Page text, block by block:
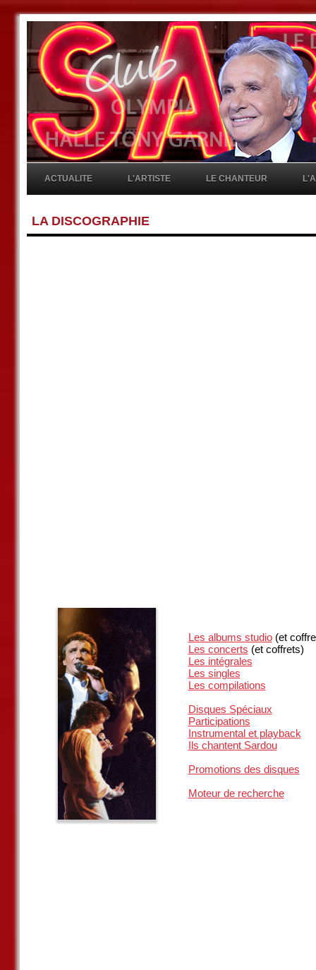
ACTUALITE L'ARTISTE LE CHANTEUR
LA DISCOGRAPHIE
Les albums studio(et
Les concerts (et coffrets)
Les intégrales
Les singles
Les compilations
Disques Spéciaux
Participations
Instrumental et playback
Ils chantent Sardou
Promotions des disques
Moteur de recherche